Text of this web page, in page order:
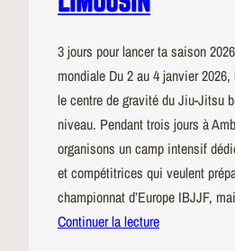
3 jours pour lancer ta saison
mondiale Du 2 au 4 janvier
le centre de gravité du Jiu-Jitsu
niveau. Pendant trois jours à
organisons un camp intensif
et compétitrices qui veulent
championnat d’Europe IBJJF,
Continuer la lecture